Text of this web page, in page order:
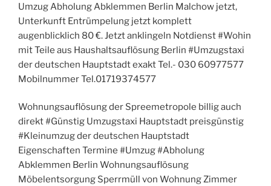
Umzug Abholung Abklemmen Berlin Malchow jetzt,
Unterkunft Entrümpelung jetzt komplett
augenblicklich 80 €. Jetzt anklingeln Notdienst #Wohin
mit Teile aus Haushaltsauflösung Berlin #Umzugstaxi
der deutschen Hauptstadt exakt Tel.- 030 60977577
Mobilnummer Tel.01719374577
Wohnungsauflösung der Spreemetropole billig auch
direkt #Günstig Umzugstaxi Hauptstadt preisgünstig
#Kleinumzug der deutschen Hauptstadt
Eigenschaften Termine #Umzug #Abholung
Abklemmen Berlin Wohnungsauflösung
Möbelentsorgung Sperrmüll von Wohnung Zimmer